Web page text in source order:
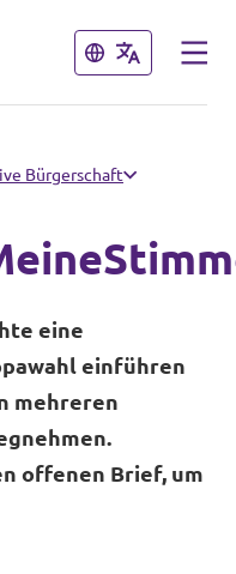
Schließen
Schließen
Bürgerschaft
eine
einführen
mehreren
offenen Brief, um